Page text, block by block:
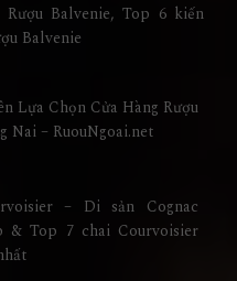
Balvenie, Top 6 kiến
Balvenie
Lựa Chọn Cửa Hàng Rượu
Nai – RuouNgoai.net
– Di sản Cognac
& Top 7 chai Courvoisier